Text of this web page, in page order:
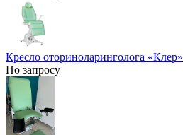
Кресло оториноларинголога «Клер»
По запросу